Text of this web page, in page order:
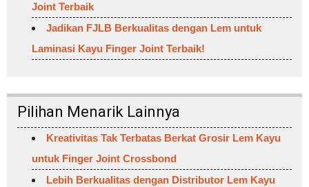
Joint Terbaik
Jadikan FJLB Berkualitas dengan Lem untuk
Laminasi Kayu Finger Joint Terbaik!
Pilihan Menarik Lainnya
Kreativitas Tak Terbatas Berkat Grosir Lem Kayu
untuk Finger Joint Crossbond
Lebih Berkualitas dengan Distributor Lem Kayu